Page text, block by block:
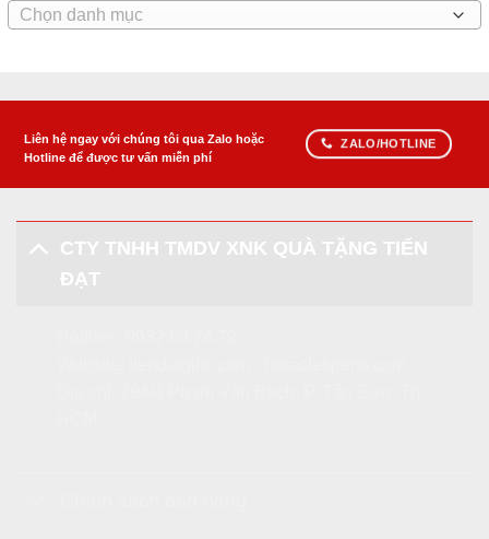
Danh
Liên hệ ngay với chúng tôi qua Zalo hoặc
Hotline để được tư vấn miễn phí
ZALO/HOTLINE
CTY TNHH TMDV XNK QUÀ TẶNG TIẾN
ĐẠT